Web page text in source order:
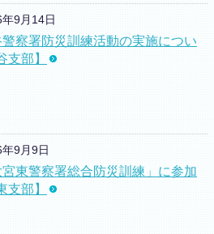
9月14日
警察署防災訓練活動の実施につい
支部】
9月9日
宮東警察署総合防災訓練」に参加
支部】